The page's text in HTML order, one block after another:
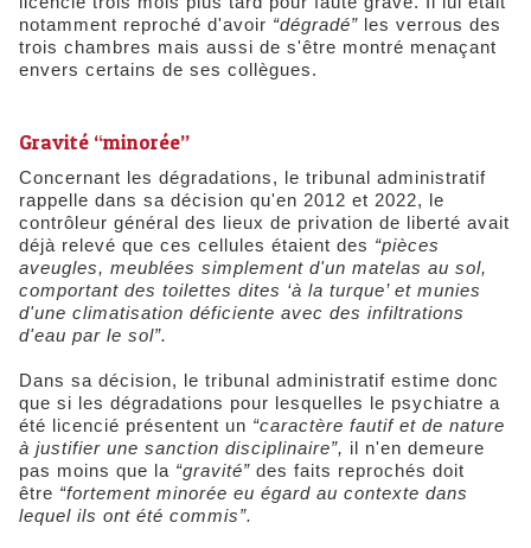
notamment reproché d'avoir “dégradé” les verrous des
trois chambres mais aussi de s'être montré menaçant
envers certains de ses collègues.
Gravité “minorée”
Concernant les dégradations, le tribunal administratif
rappelle dans sa décision qu'en 2012 et 2022, le
contrôleur général des lieux de privation de liberté avait
déjà relevé que ces cellules étaient des “pièces
aveugles, meublées simplement d'un matelas au sol,
comportant des toilettes dites ‘à la turque’ et munies
d'une climatisation déficiente avec des infiltrations
d'eau par le sol”.
Dans sa décision, le tribunal administratif estime donc
que si les dégradations pour lesquelles le psychiatre a
été licencié présentent un “caractère fautif et de nature
à justifier une sanction disciplinaire”, il n'en demeure
pas moins que la “gravité” des faits reprochés doit
être “fortement minorée eu égard au contexte dans
lequel ils ont été commis”.